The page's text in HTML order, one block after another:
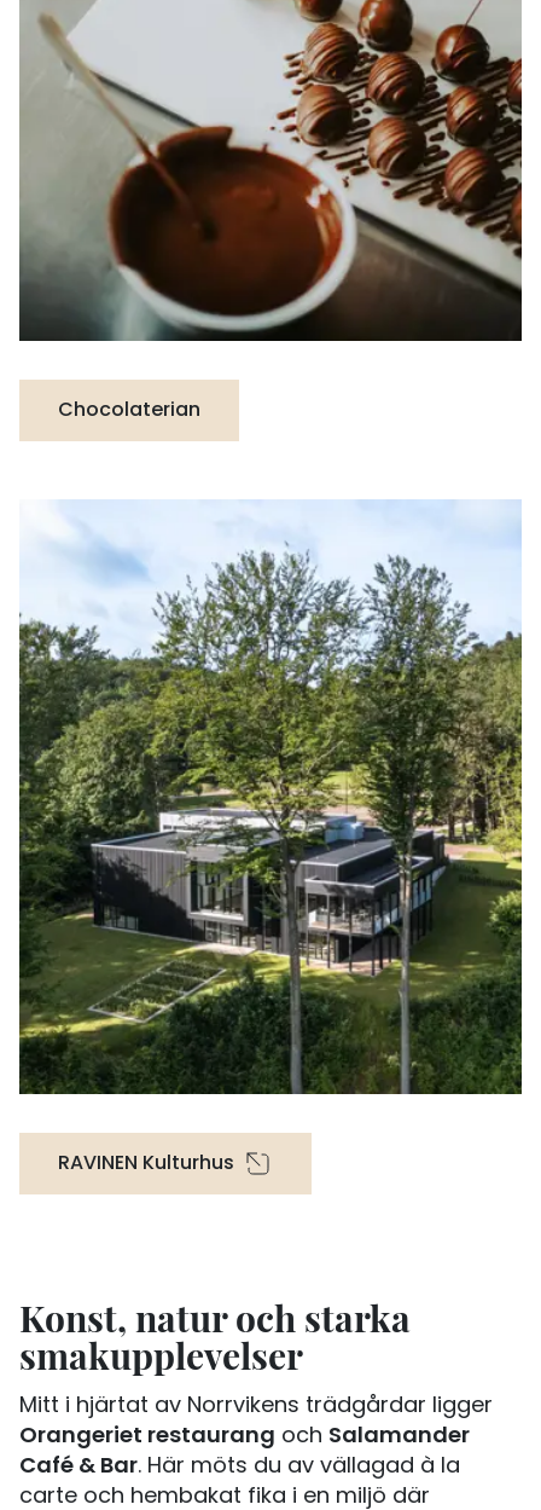
Chocolaterian
RAVINEN Kulturhus
Konst, natur och starka
smakupplevelser
Mitt i hjärtat av Norrvikens trädgårdar ligger
Orangeriet restaurang och Salamander
Café & Bar. Här möts du av vällagad à la
carte och hembakat fika i en miljö där